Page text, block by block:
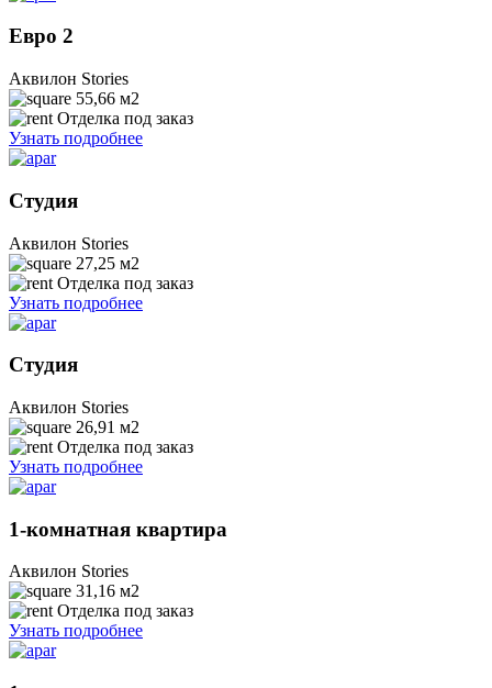
Евро 2
Аквилон Stories
55,66 м2
Отделка под заказ
Узнать подробнее
Студия
Аквилон Stories
27,25 м2
Отделка под заказ
Узнать подробнее
Студия
Аквилон Stories
26,91 м2
Отделка под заказ
Узнать подробнее
1-комнатная квартира
Аквилон Stories
31,16 м2
Отделка под заказ
Узнать подробнее